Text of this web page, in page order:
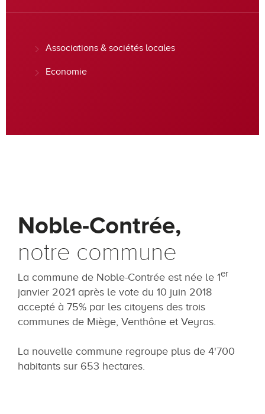
Associations & sociétés locales
Economie
Noble-Contrée,
notre commune
La commune de Noble-Contrée est née le 1er
janvier 2021 après le vote du 10 juin 2018
accepté à 75% par les citoyens des trois
communes de Miège, Venthône et Veyras.
La nouvelle commune regroupe plus de 4'700
habitants sur 653 hectares.